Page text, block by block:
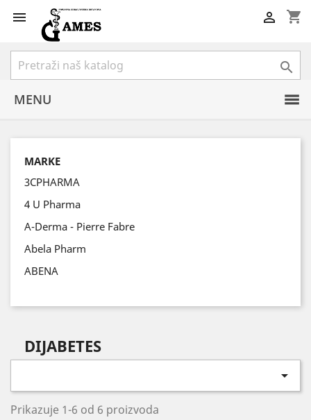
 shopping_cart


MENU
MARKE
3CPHARMA
4 U Pharma
A-Derma - Pierre Fabre
Abela Pharm
ABENA
DIJABETES

Prikazuje 1-6 od 6 proizvoda